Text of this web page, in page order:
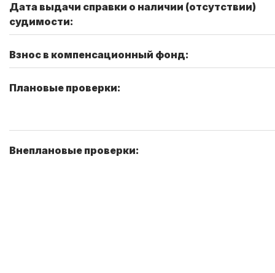
Дата выдачи справки о наличии (отсутствии)
судимости:
Взнос в компенсационный фонд:
Плановые проверки:
Внеплановые проверки: